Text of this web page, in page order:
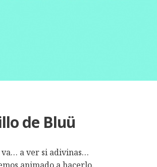
de Bluü
va… a ver si adivinas…
animado a hacerlo.